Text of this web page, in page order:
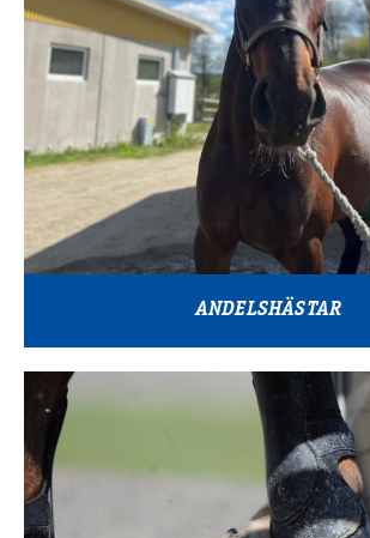
ANDELSHÄSTAR